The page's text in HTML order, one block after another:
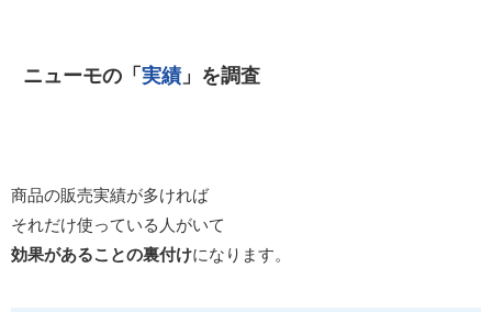
ニューモの「 実績」を調査
商品の販売実績が多ければ
それだけ使っている人がいて
効果があることの裏付けになります。